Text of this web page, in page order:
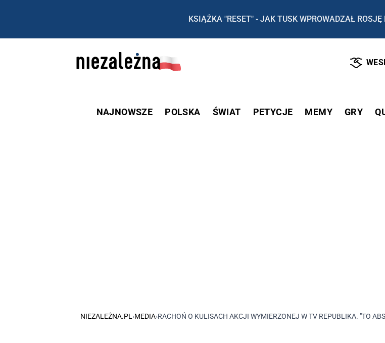
KSIĄŻKA "RESET" - JAK TUSK WPROWADZAŁ ROSJĘ
NAJNOWSZE POLSKA ŚWIAT PETYCJE MEMY GRY
NIEZALEŻNA.PL ›MEDIA›RACHOŃ O KULISACH AKCJI WYMIERZONEJ W TV REPUBLIKA. "TO